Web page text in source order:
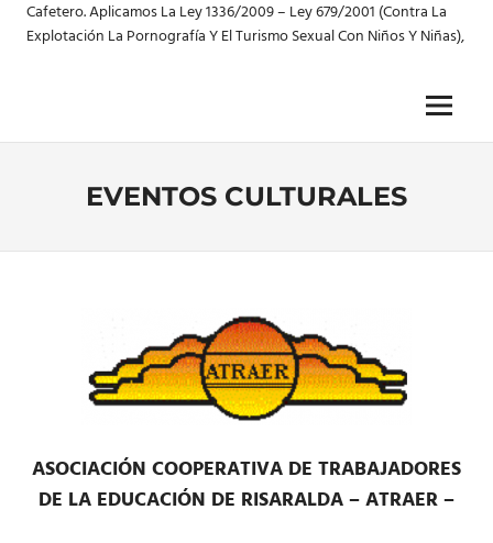
Cafetero. Aplicamos La Ley 1336/2009 – Ley 679/2001 (Contra La
Explotación La Pornografía Y El Turismo Sexual Con Niños Y Niñas),
Menu
EVENTOS CULTURALES
ASOCIACIÓN COOPERATIVA DE TRABAJADORES
DE LA EDUCACIÓN DE RISARALDA – ATRAER –